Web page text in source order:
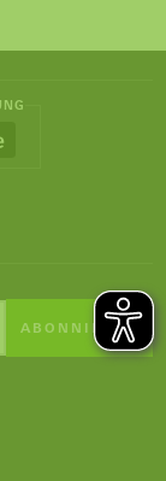
ABONNIEREN